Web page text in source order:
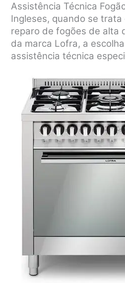
Assistência Técnica
Ingleses, quando se
reparo de fogões de alta
da marca Lofra, a
assistência técnica